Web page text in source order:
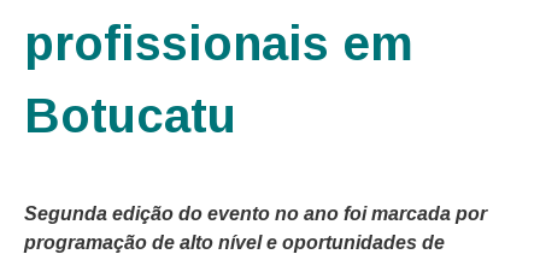
profissionais em
Botucatu
Segunda edição do evento no ano foi marcada por
programação de alto nível e oportunidades de